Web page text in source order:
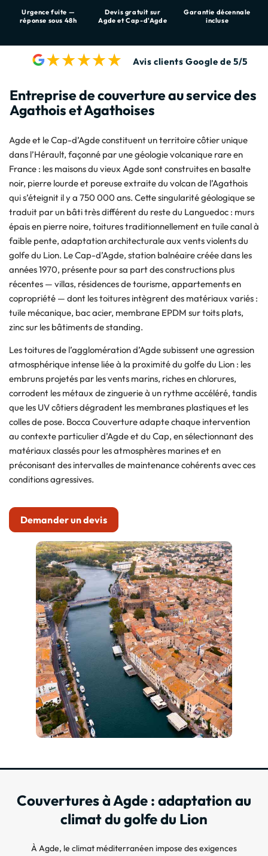
Urgence fuite —
réponse sous 48h
Devis gratuit sur
Agde et Cap-d'Agde
Garantie décennale
incluse
Avis clients Google de 5/5
Entreprise de couverture au service des
Agathois et Agathoises
Agde et le Cap-d’Agde constituent un territoire côtier unique
dans l’Hérault, façonné par une géologie volcanique rare en
France : les maisons du vieux Agde sont construites en basalte
noir, pierre lourde et poreuse extraite du volcan de l’Agathois
qui s’éteignit il y a 750 000 ans. Cette singularité géologique se
traduit par un bâti très différent du reste du Languedoc : murs
épais en pierre noire, toitures traditionnellement en tuile canal à
faible pente, adaptation architecturale aux vents violents du
golfe du Lion. Le Cap-d’Agde, station balnéaire créée dans les
années 1970, présente pour sa part des constructions plus
récentes — villas, résidences de tourisme, appartements en
copropriété — dont les toitures intègrent des matériaux variés :
tuile mécanique, bac acier, membrane EPDM sur toits plats,
zinc sur les bâtiments de standing.
Les toitures de l’agglomération d’Agde subissent une agression
atmosphérique intense liée à la proximité du golfe du Lion : les
embruns projetés par les vents marins, riches en chlorures,
corrodent les métaux de zinguerie à un rythme accéléré, tandis
que les UV côtiers dégradent les membranes plastiques et les
colles de pose. Bocca Couverture adapte chaque intervention
au contexte particulier d’Agde et du Cap, en sélectionnant des
matériaux classés pour les atmosphères marines et en
préconisant des intervalles de maintenance cohérents avec ces
conditions agressives.
Demander un devis
Couvertures à Agde : adaptation au
climat du golfe du Lion
À Agde, le climat méditerranéen impose des exigences